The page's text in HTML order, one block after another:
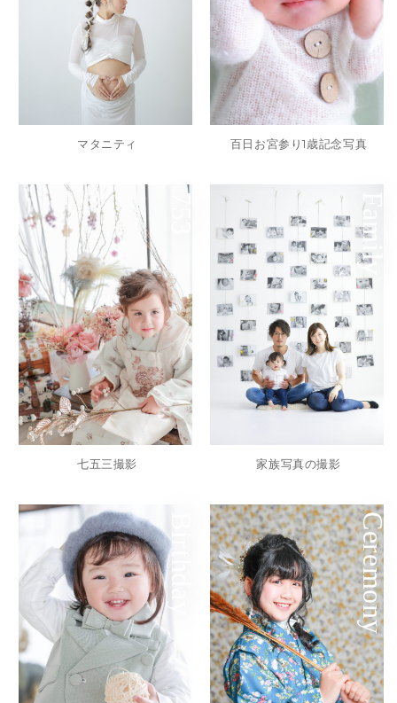
マタニティ 百日お宮参り1歳記念写真
七五三撮影
Family
家族写真の撮影
Birthday Ceremony